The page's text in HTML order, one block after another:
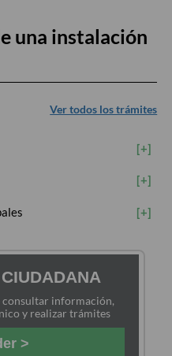
una instalación
Ver todos los trámites
consultar información,
y realizar trámites
>